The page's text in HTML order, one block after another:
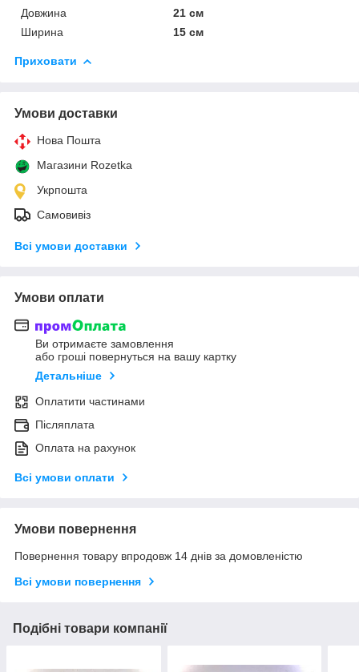
Довжина
21 см
Ширина
15 см
Приховати
Умови доставки
Нова Пошта
Магазини Rozetka
Укрпошта
Самовивіз
Всі умови доставки
Умови оплати
Ви отримаєте замовлення
або гроші повернуться на вашу картку
Детальніше
Оплатити частинами
Післяплата
Оплата на рахунок
Всі умови оплати
Умови повернення
Повернення товару впродовж 14 днів за домовленістю
Всі умови повернення
Подібні товари компанії